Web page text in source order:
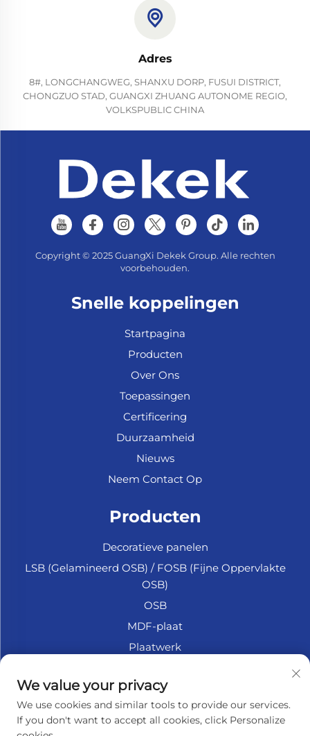
Adres
8#, LONGCHANGWEG, SHANXU DORP, FUSUI DISTRICT,
CHONGZUO STAD, GUANGXI ZHUANG AUTONOME REGIO,
VOLKSPUBLIC CHINA
Copyright © 2025 GuangXi Dekek Group. Alle rechten
voorbehouden.
Snelle koppelingen
Startpagina
Producten
Over Ons
Toepassingen
Certificering
Duurzaamheid
Nieuws
Neem Contact Op
Producten
Decoratieve panelen
LSB (Gelamineerd OSB) / FOSB (Fijne Oppervlakte
OSB)
OSB
MDF-plaat
Plaatwerk
Fiberplaat
Accessoires
We value your privacy
We use cookies and similar tools to provide our services.
If you don't want to accept all cookies, click Personalize